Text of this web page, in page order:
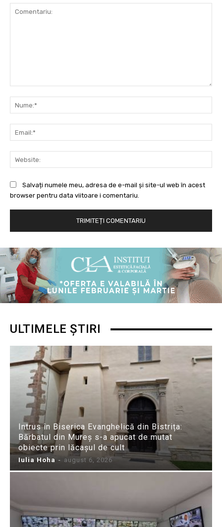
Salvați numele meu, adresa de e-mail și site-ul web în acest
browser pentru data viitoare i comentariu.
ULTIMELE ȘTIRI
Intrus în Biserica Evanghelică din Bistrița:
Bărbatul din Mureș s-a apucat de mutat
obiecte prin lăcașul de cult
Iulia Hoha - august 6, 2026